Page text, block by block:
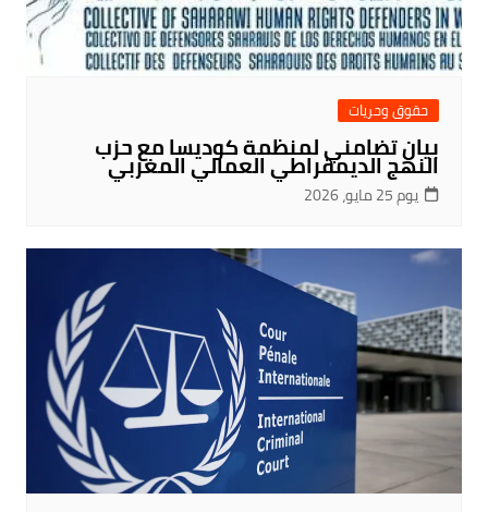
حقوق وحريات
بيان تضامني لمنظمة كوديسا مع حزب
النهج الديمقراطي العمالي المغربي
يوم 25 مايو، 2026